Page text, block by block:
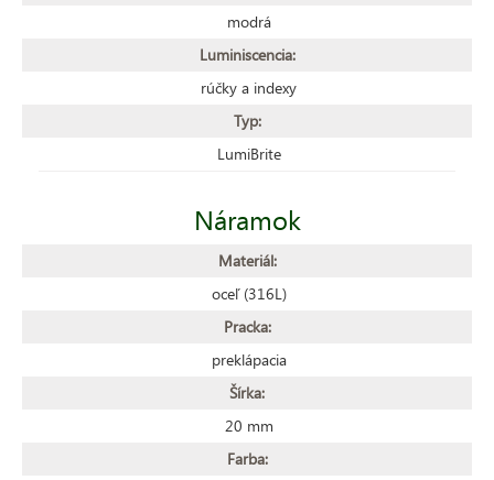
modrá
Luminiscencia:
rúčky a indexy
Typ:
LumiBrite
Náramok
Materiál:
oceľ (316L)
Pracka:
preklápacia
Šírka:
20 mm
Farba: